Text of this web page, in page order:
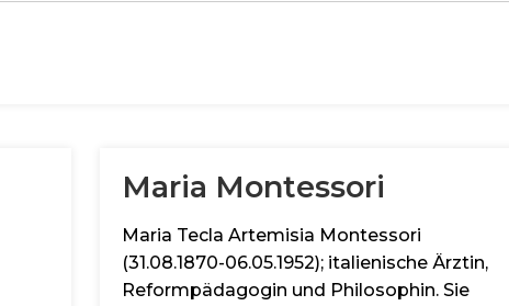
Maria Montessori
Maria Tecla Artemisia Montessori
(31.08.1870-06.05.1952); italienische Ärztin,
Reformpädagogin und Philosophin. Sie